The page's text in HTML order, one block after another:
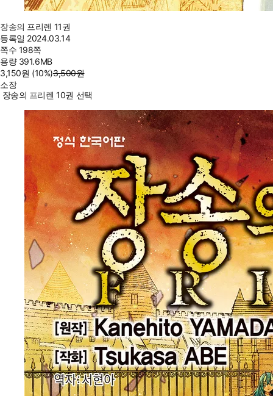
장송의 프리렌 11권
등록일 2024.03.14
쪽수 198쪽
용량 391.6MB
3,150원 (10%)3,500원
소장
장송의 프리렌 10권 선택